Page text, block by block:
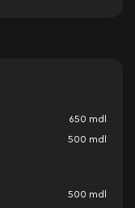
650 mdl
500 mdl
500 mdl